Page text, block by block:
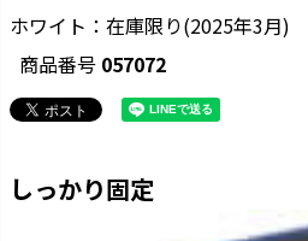
ホワイト：在庫限り(2025年3月)
商品番号 057072
しっかり固定